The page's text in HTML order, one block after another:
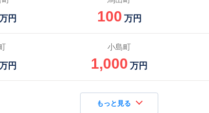
円 100 万円
円
小島町
1,000 万円
もっと見る